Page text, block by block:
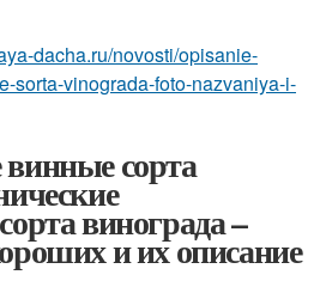
dacha.ru/novosti/opisanie-
sorta-vinograda-foto-nazvaniya-i-
сорта
винограда –
и их описание